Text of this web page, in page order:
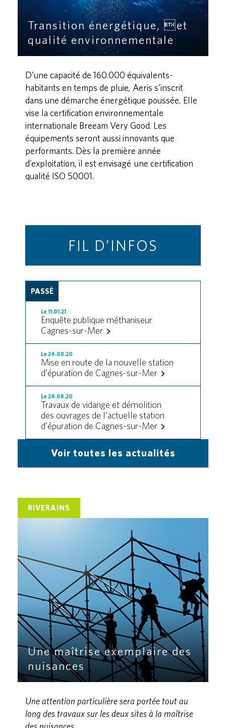
Transition énergétique, et
qualité environnementale
D’une capacité de 160.000 équivalents-
habitants en temps de pluie, Aeris s’inscrit
dans une démarche énergétique poussée. Elle
vise la certification environnementale
internationale Breeam Very Good. Les
équipements seront aussi innovants que
performants. Dès la première année
d’exploitation, il est envisagé une certification
qualité ISO 50001.
FIL D’INFOS
PASSÉ
Le 11.01.21
Enquête publique méthaniseur
Cagnes-sur-Mer
Le 24.08.20
Mise en route de la nouvelle station
d’épuration de Cagnes-sur-Mer
Le 24.08.20
Travaux de vidange et démolition
des ouvrages de l'actuelle station
d’épuration de Cagnes-sur-Mer
Voir toutes les actualités
RIVERAINS
Une maîtrise exemplaire des
nuisances
Une attention particulière sera portée tout au
long des travaux sur les deux sites à la maîtrise